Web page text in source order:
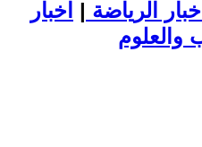
اخبار الرياضة | اخبار